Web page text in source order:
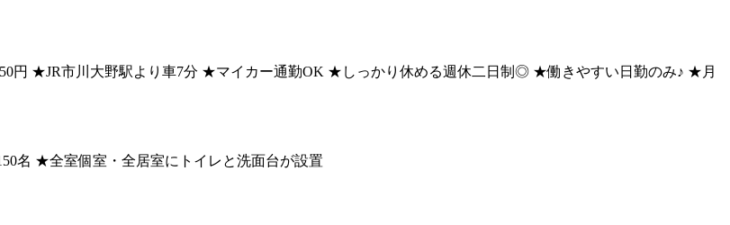
円 ★JR市川大野駅より車7分 ★マイカー通勤OK ★しっかり休める週休二日制◎ ★働きやすい日勤のみ♪ ★月
名 ★全室個室・全居室にトイレと洗面台が設置